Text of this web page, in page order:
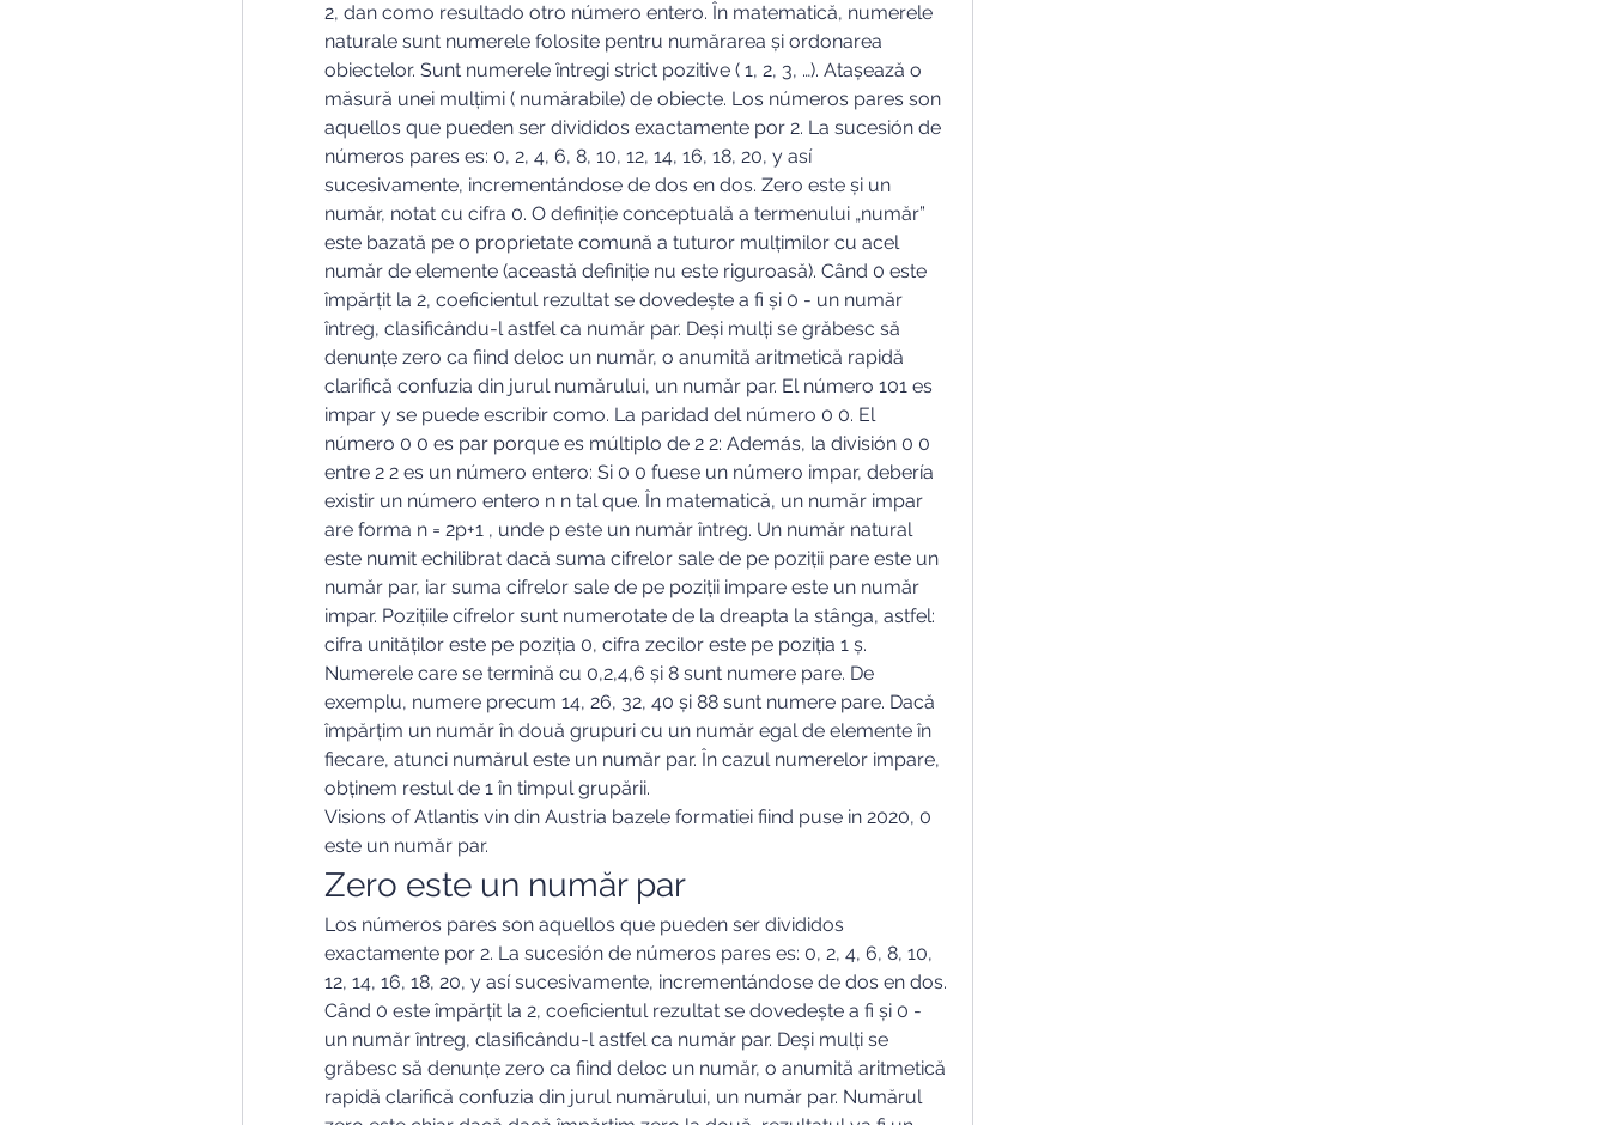
2, dan como resultado otro número entero. În matematică, numerele
naturale sunt numerele folosite pentru numărarea și ordonarea
obiectelor. Sunt numerele întregi strict pozitive ( 1, 2, 3, …). Atașează o
măsură unei mulțimi ( numărabile) de obiecte. Los números pares son
aquellos que pueden ser divididos exactamente por 2. La sucesión de
números pares es: 0, 2, 4, 6, 8, 10, 12, 14, 16, 18, 20, y así
sucesivamente, incrementándose de dos en dos. Zero este și un
număr, notat cu cifra 0. O definiție conceptuală a termenului „număr”
este bazată pe o proprietate comună a tuturor mulțimilor cu acel
număr de elemente (această definiție nu este riguroasă). Când 0 este
împărțit la 2, coeficientul rezultat se dovedește a fi și 0 - un număr
întreg, clasificându-l astfel ca număr par. Deși mulți se grăbesc să
denunțe zero ca fiind deloc un număr, o anumită aritmetică rapidă
clarifică confuzia din jurul numărului, un număr par. El número 101 es
impar y se puede escribir como. La paridad del número 0 0. El
número 0 0 es par porque es múltiplo de 2 2: Además, la división 0 0
entre 2 2 es un número entero: Si 0 0 fuese un número impar, debería
existir un número entero n n tal que. În matematică, un număr impar
are forma n = 2p+1 , unde p este un număr întreg. Un număr natural
este numit echilibrat dacă suma cifrelor sale de pe poziții pare este un
număr par, iar suma cifrelor sale de pe poziții impare este un număr
impar. Pozițiile cifrelor sunt numerotate de la dreapta la stânga, astfel:
cifra unităților este pe poziția 0, cifra zecilor este pe poziția 1 ș.
Numerele care se termină cu 0,2,4,6 și 8 sunt numere pare. De
exemplu, numere precum 14, 26, 32, 40 și 88 sunt numere pare. Dacă
împărțim un număr în două grupuri cu un număr egal de elemente în
fiecare, atunci numărul este un număr par. În cazul numerelor impare,
obținem restul de 1 în timpul grupării.
Visions of Atlantis vin din Austria bazele formatiei fiind puse in 2020, 0
este un număr par.
Zero este un număr par
Los números pares son aquellos que pueden ser divididos
exactamente por 2. La sucesión de números pares es: 0, 2, 4, 6, 8, 10,
12, 14, 16, 18, 20, y así sucesivamente, incrementándose de dos en dos.
Când 0 este împărțit la 2, coeficientul rezultat se dovedește a fi și 0 -
un număr întreg, clasificându-l astfel ca număr par. Deși mulți se
grăbesc să denunțe zero ca fiind deloc un număr, o anumită aritmetică
rapidă clarifică confuzia din jurul numărului, un număr par. Numărul